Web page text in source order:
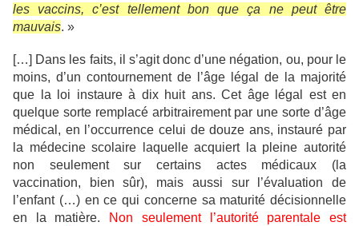
les vaccins, c’est tellement bon que ça ne peut être
mauvais. »
[…] Dans les faits, il s’agit donc d’une négation, ou, pour le
moins, d’un contournement de l’âge légal de la majorité
que la loi instaure à dix huit ans. Cet âge légal est en
quelque sorte remplacé arbitrairement par une sorte d’âge
médical, en l’occurrence celui de douze ans, instauré par
la médecine scolaire laquelle acquiert la pleine autorité
non seulement sur certains actes médicaux (la
vaccination, bien sûr), mais aussi sur l’évaluation de
l’enfant (…) en ce qui concerne sa maturité décisionnelle
en la matière.
Non seulement l’autorité parentale est